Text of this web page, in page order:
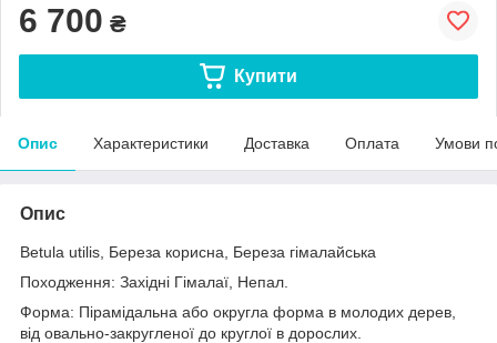
6 700 ₴
Купити
Опис Характеристики Доставка Оплата Умови
Опис
Betula utilis, Береза корисна, Береза гімалайська
Походження: Західні Гімалаї, Непал.
Форма: Пірамідальна або округла форма в молодих дерев,
від овально-закругленої до круглої в дорослих.